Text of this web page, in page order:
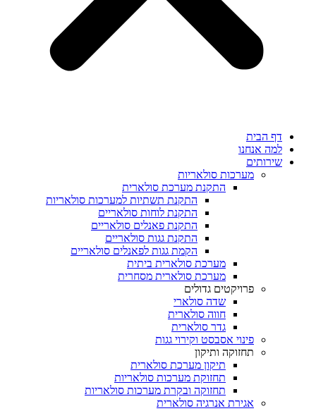
דף הבית
למה אנחנו
שירותים
מערכות סולאריות
התקנת מערכת סולארית
התקנת תשתיות למערכות סולאריות
התקנת לוחות סולאריים
התקנת פאנלים סולאריים
התקנת גגות סולאריים
הקמת גגות לפאנלים סולאריים
מערכת סולארית ביתית
מערכת סולארית מסחרית
פרויקטים גדולים
שדה סולארי
חווה סולארית
גדר סולארית
פינוי אסבסט וקירוי גגות
תחזוקה ותיקון
תיקון מערכת סולארית
תחזוקת מערכות סולאריות
תחזוקה ובקרת מערכות סולאריות
אגירת אנרגיה סולארית